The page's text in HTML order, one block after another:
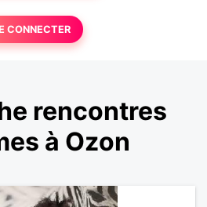
CONNECTER
rencontres
à Ozon